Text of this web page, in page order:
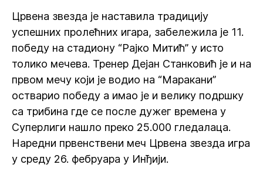
Црвена звезда је наставила традицију
успешних пролећних игара, забележила је 11.
победу на стадиону “Рајко Митић” у исто
толико мечева. Тренер Дејан Станковић је и на
првом мечу који је водио на “Маракани”
остварио победу а имао је и велику подршку
са трибина где се после дужег времена у
Суперлиги нашло преко 25.000 гледалаца.
Наредни првенствени меч Црвена звезда игра
у среду 26. фебруара у Инђији.